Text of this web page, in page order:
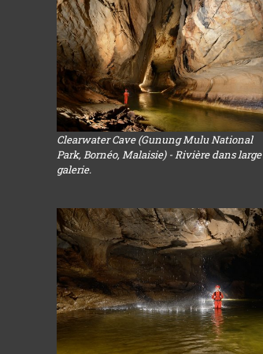
Clearwater Cave (Gunung Mulu National
Park, Bornéo, Malaisie) - Rivière dans large
galerie.